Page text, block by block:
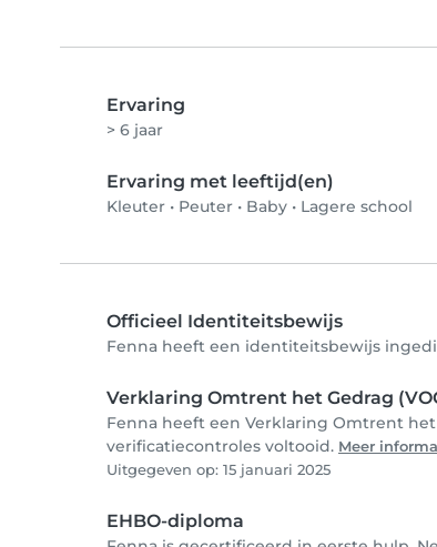
Ervaring
> 6 jaar
Ervaring met leeftijd(en)
Kleuter • Peuter • Baby • Lagere school
Officieel Identiteitsbewijs
Fenna heeft een identiteitsbewijs
Verklaring Omtrent het Gedrag
Fenna heeft een Verklaring Omtrent
verificatiecontroles voltooid. Meer
Uitgegeven op: 15 januari 2025
EHBO-diploma